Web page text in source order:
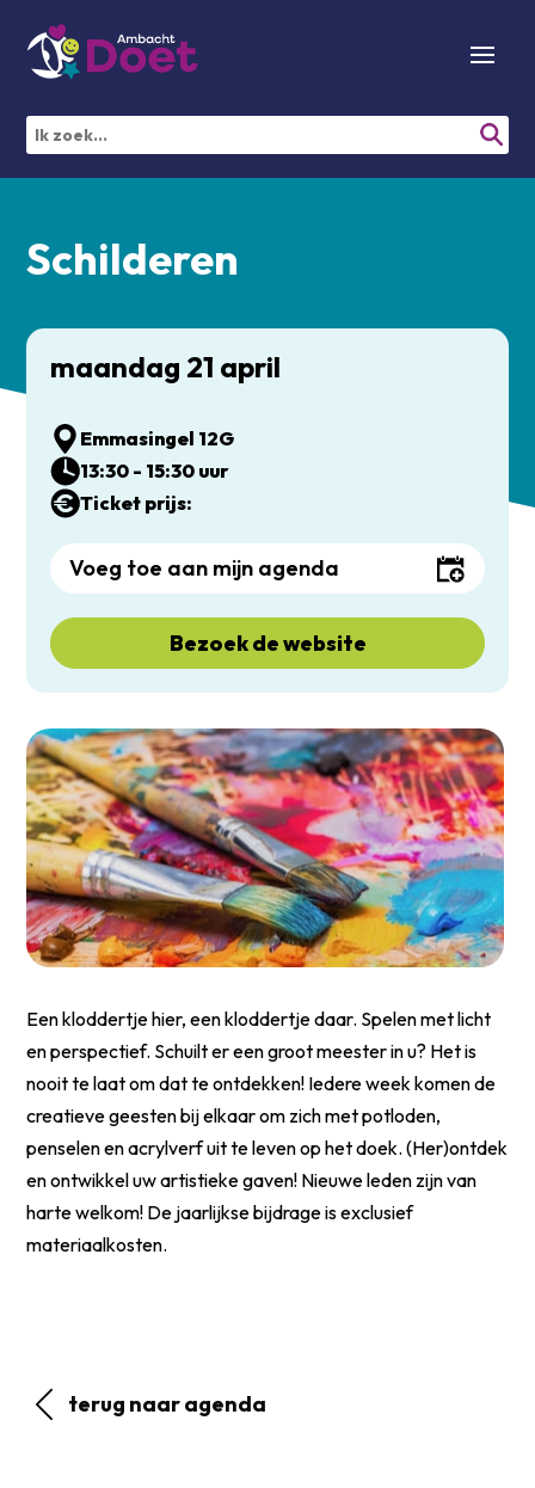
Schilderen
Een kloddertje hier, een kloddertje daar. Spelen met licht
en perspectief. Schuilt er een groot meester in u? Het is
nooit te laat om dat te ontdekken! Iedere week komen de
creatieve geesten bij elkaar om zich met potloden,
penselen en acrylverf uit te leven op het doek. (Her)ontdek
en ontwikkel uw artistieke gaven! Nieuwe leden zijn van
harte welkom! De jaarlijkse bijdrage is exclusief
materiaalkosten.
terug naar agenda
maandag 21 april
Emmasingel 12G
13:30 - 15:30 uur
Ticket prijs:
Voeg toe aan mijn agenda
Bezoek de website